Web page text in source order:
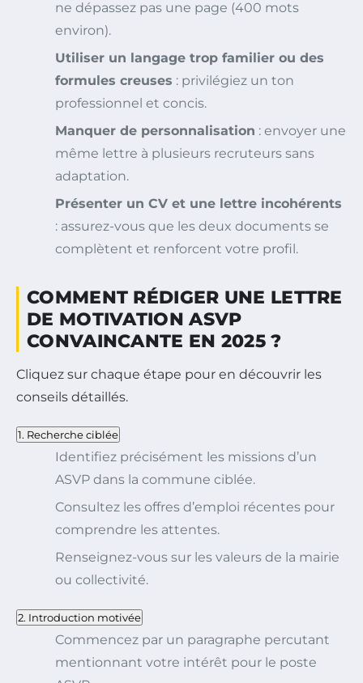
ne dépassez pas une page (400 mots
environ).
Utiliser un langage trop familier ou des
formules creuses : privilégiez un ton
professionnel et concis.
Manquer de personnalisation : envoyer une
même lettre à plusieurs recruteurs sans
adaptation.
Présenter un CV et une lettre incohérents
: assurez-vous que les deux documents se
complètent et renforcent votre profil.
COMMENT RÉDIGER UNE LETTRE
DE MOTIVATION ASVP
CONVAINCANTE EN 2025 ?
Cliquez sur chaque étape pour en découvrir les
conseils détaillés.
1. Recherche ciblée
Identifiez précisément les missions d’un
ASVP dans la commune ciblée.
Consultez les offres d’emploi récentes pour
comprendre les attentes.
Renseignez-vous sur les valeurs de la mairie
ou collectivité.
2. Introduction motivée
Commencez par un paragraphe percutant
mentionnant votre intérêt pour le poste